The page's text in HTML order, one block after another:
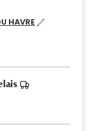
HAVRE